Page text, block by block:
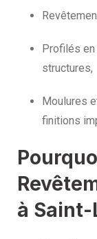
Profilés
structures,
Moulures
finitions
à